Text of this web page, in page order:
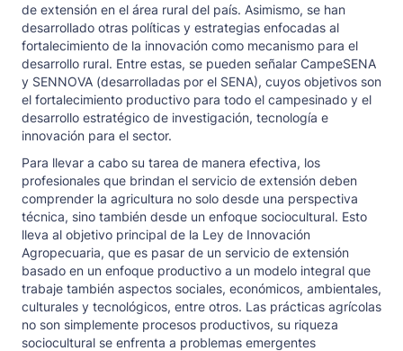
de extensión en el área rural del país. Asimismo, se han
desarrollado otras políticas y estrategias enfocadas al
fortalecimiento de la innovación como mecanismo para el
desarrollo rural. Entre estas, se pueden señalar CampeSENA
y SENNOVA (desarrolladas por el SENA), cuyos objetivos son
el fortalecimiento productivo para todo el campesinado y el
desarrollo estratégico de investigación, tecnología e
innovación para el sector.
Para llevar a cabo su tarea de manera efectiva, los
profesionales que brindan el servicio de extensión deben
comprender la agricultura no solo desde una perspectiva
técnica, sino también desde un enfoque sociocultural. Esto
lleva al objetivo principal de la Ley de Innovación
Agropecuaria, que es pasar de un servicio de extensión
basado en un enfoque productivo a un modelo integral que
trabaje también aspectos sociales, económicos, ambientales,
culturales y tecnológicos, entre otros. Las prácticas agrícolas
no son simplemente procesos productivos, su riqueza
sociocultural se enfrenta a problemas emergentes